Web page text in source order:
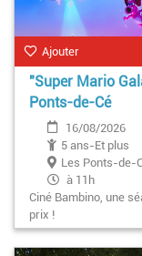
Ajouter
"Super Mario
Ponts-de-Cé
16/08/2026
5 ans-Et plus
Les Ponts-de-
à 11h
Ciné Bambino, une
prix !